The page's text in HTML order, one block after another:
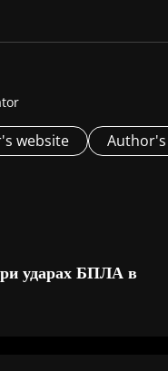
website
ударах БПЛА в